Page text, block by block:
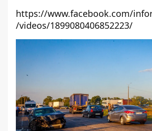
https://www.facebook.com/
/videos/1899080406852223/